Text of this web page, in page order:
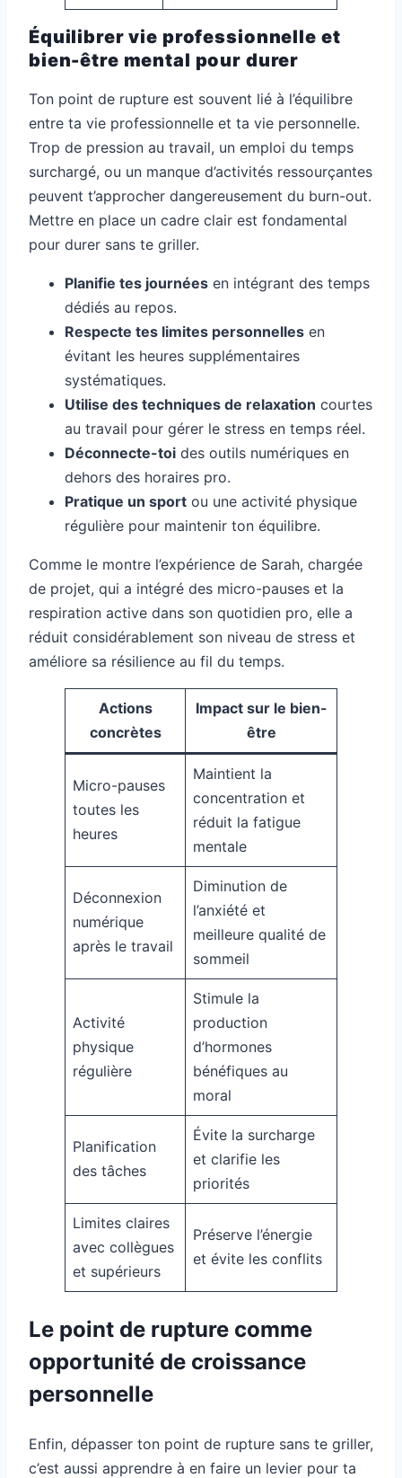
Équilibrer vie professionnelle et
bien-être mental pour durer
Ton point de rupture est souvent lié à l’équilibre
entre ta vie professionnelle et ta vie personnelle.
Trop de pression au travail, un emploi du temps
surchargé, ou un manque d’activités ressourçantes
peuvent t’approcher dangereusement du burn-out.
Mettre en place un cadre clair est fondamental
pour durer sans te griller.
Planifie tes journées en intégrant des temps
dédiés au repos.
Respecte tes limites personnelles en
évitant les heures supplémentaires
systématiques.
Utilise des techniques de relaxation courtes
au travail pour gérer le stress en temps réel.
Déconnecte-toi des outils numériques en
dehors des horaires pro.
Pratique un sport ou une activité physique
régulière pour maintenir ton équilibre.
Comme le montre l’expérience de Sarah, chargée
de projet, qui a intégré des micro-pauses et la
respiration active dans son quotidien pro, elle a
réduit considérablement son niveau de stress et
améliore sa résilience au fil du temps.
Actions
concrètes
Impact sur le bien-
être
Micro-pauses
toutes les
heures
Maintient la
concentration et
réduit la fatigue
mentale
Déconnexion
numérique
après le travail
Diminution de
l’anxiété et
meilleure qualité de
sommeil
Activité
physique
régulière
Stimule la
production
d’hormones
bénéfiques au
moral
Planification
des tâches
Évite la surcharge
et clarifie les
priorités
Limites claires
avec collègues
et supérieurs
Préserve l’énergie
et évite les conflits
Le point de rupture comme
opportunité de croissance
personnelle
Enfin, dépasser ton point de rupture sans te griller,
c’est aussi apprendre à en faire un levier pour ta